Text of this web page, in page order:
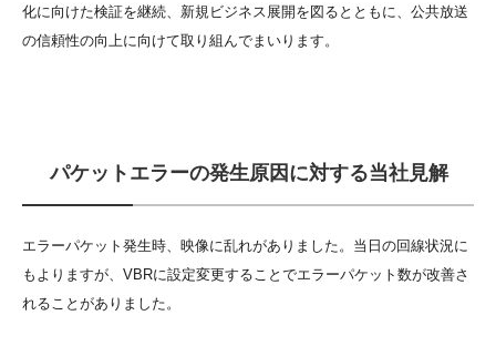
化に向けた検証を継続、新規ビジネス展開を図るとともに、公共放送
の信頼性の向上に向けて取り組んでまいります。
パケットエラーの発生原因に対する当社見解
エラーパケット発生時、映像に乱れがありました。当日の回線状況に
もよりますが、VBRに設定変更することでエラーパケット数が改善さ
れることがありました。